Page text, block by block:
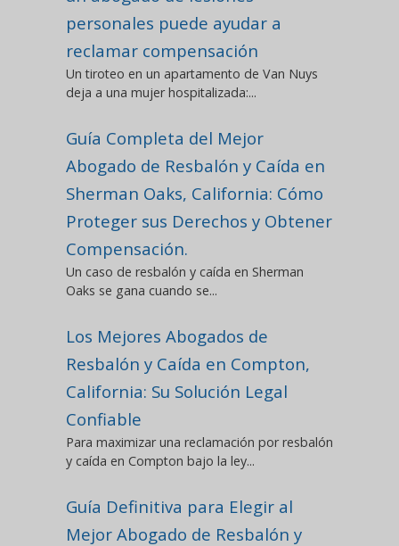
personales puede ayudar a
reclamar compensación
Un tiroteo en un apartamento de Van Nuys
deja a una mujer hospitalizada:...
Guía Completa del Mejor
Abogado de Resbalón y Caída en
Sherman Oaks, California: Cómo
Proteger sus Derechos y Obtener
Compensación.
Un caso de resbalón y caída en Sherman
Oaks se gana cuando se...
Los Mejores Abogados de
Resbalón y Caída en Compton,
California: Su Solución Legal
Confiable
Para maximizar una reclamación por resbalón
y caída en Compton bajo la ley...
Guía Definitiva para Elegir al
Mejor Abogado de Resbalón y